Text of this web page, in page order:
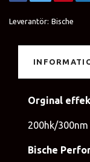
Leverantör: Bische
Orginal
200hk/300nm
Bische